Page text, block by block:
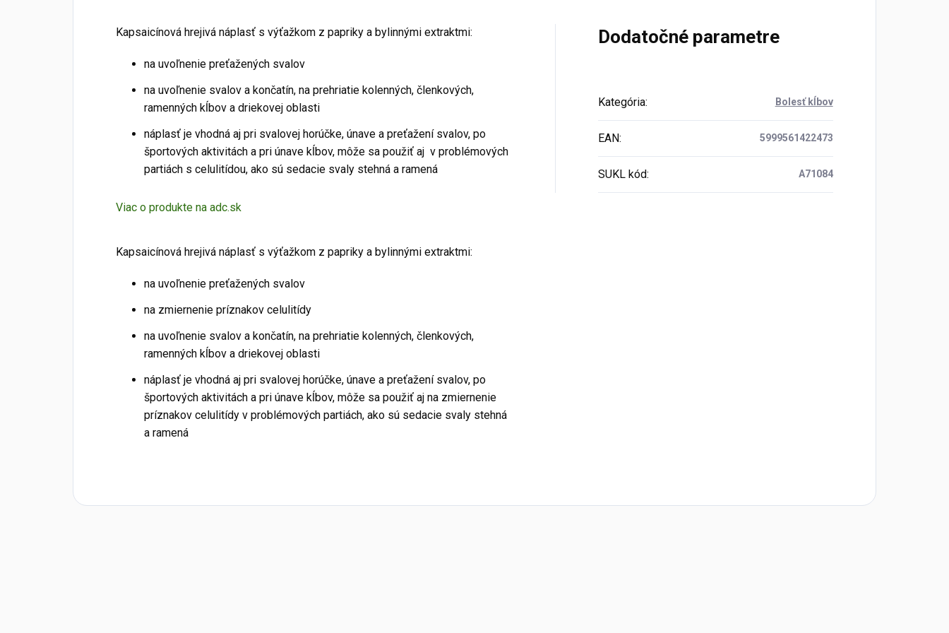
Kapsaicínová hrejivá náplasť s výťažkom z papriky a bylinnými extraktmi:
na uvoľnenie preťažených svalov
na uvoľnenie svalov a končatín, na prehriatie kolenných, členkových,
ramenných kĺbov a driekovej oblasti
náplasť je vhodná aj pri svalovej horúčke, únave a preťažení svalov, po
športových aktivitách a pri únave kĺbov, môže sa použiť aj v problémových
partiách s celulitídou, ako sú sedacie svaly stehná a ramená
Viac o produkte na adc.sk
Kapsaicínová hrejivá náplasť s výťažkom z papriky a bylinnými extraktmi:
na uvoľnenie preťažených svalov
na zmiernenie príznakov celulitídy
na uvoľnenie svalov a končatín, na prehriatie kolenných, členkových,
ramenných kĺbov a driekovej oblasti
náplasť je vhodná aj pri svalovej horúčke, únave a preťažení svalov, po
športových aktivitách a pri únave kĺbov, môže sa použiť aj na zmiernenie
príznakov celulitídy v problémových partiách, ako sú sedacie svaly stehná
a ramená
Dodatočné parametre
Kategória: Bolesť kĺbov
EAN: 5999561422473
SUKL kód: A71084